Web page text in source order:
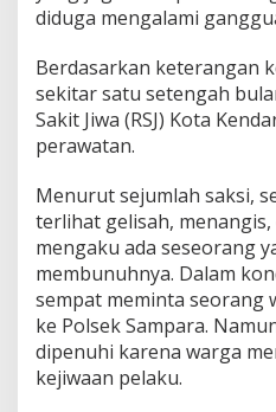
n
e
r
a
a
r
i
a
D
i
d
u
a
diduga mengalami
Berdasarkan keterangan
sekitar satu setengah
Sakit Jiwa (RSJ) Kota
perawatan.
Menurut sejumlah saksi,
terlihat gelisah,
mengaku ada seseorang
membunuhnya. Dalam
sempat meminta seorang
ke Polsek Sampara.
dipenuhi karena warga
kejiwaan pelaku.